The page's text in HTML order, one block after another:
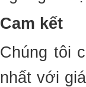
Cam kết
Chúng tôi
nhất với